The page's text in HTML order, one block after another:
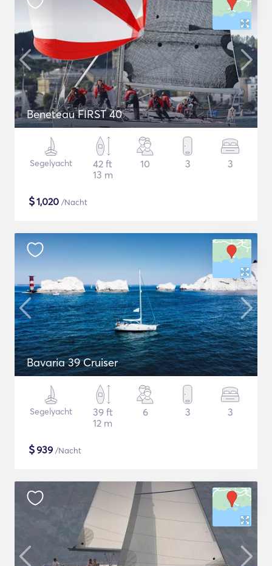
Beneteau FIRST 40
Segelyacht
42 ft
13 m
10 3 3
$1,020 /Nacht
Bavaria 39 Cruiser
Segelyacht
39 ft
12 m
6 3 3
$939 /Nacht